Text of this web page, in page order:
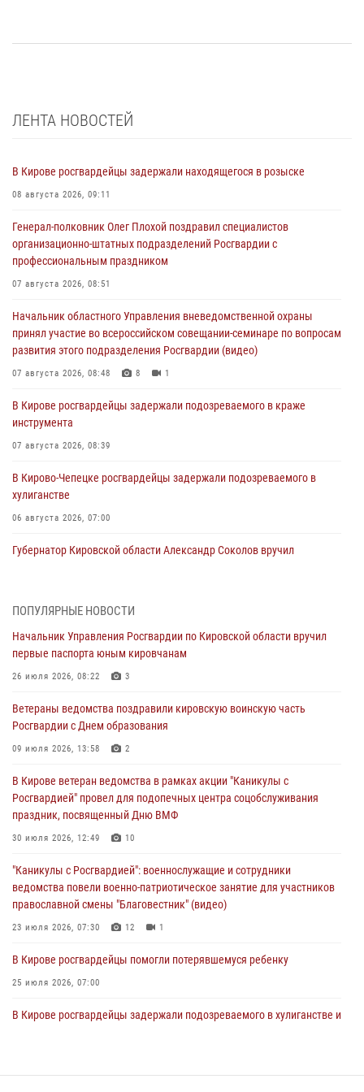
ЛЕНТА НОВОСТЕЙ
В Кирове росгвардейцы задержали находящегося в розыске
08 августа 2026, 09:11
Генерал-полковник Олег Плохой поздравил специалистов
организационно-штатных подразделений Росгвардии с
профессиональным праздником
07 августа 2026, 08:51
Начальник областного Управления вневедомственной охраны
принял участие во всероссийском совещании-семинаре по вопросам
развития этого подразделения Росгвардии (видео)
07 августа 2026, 08:48 8 1
В Кирове росгвардейцы задержали подозреваемого в краже
инструмента
07 августа 2026, 08:39
В Кирово-Чепецке росгвардейцы задержали подозреваемого в
хулиганстве
06 августа 2026, 07:00
Губернатор Кировской области Александр Соколов вручил
поддельной купюры
04 августа 2026, 09:30
03 августа 2026, 09:01
В Кирове росгвардейцы и ветераны ведомства приняли участие в
03 августа 2026, 08:45
В Кирове росгвардейцы задержали подозреваемого в краже из
магазина
ПОПУЛЯРНЫЕ НОВОСТИ
Начальник Управления Росгвардии по Кировской области вручил
первые паспорта юным кировчанам
26 июля 2026, 08:22 3
Ветераны ведомства поздравили кировскую воинскую часть
Росгвардии с Днем образования
09 июля 2026, 13:58 2
В Кирове ветеран ведомства в рамках акции "Каникулы с
Росгвардией" провел для подопечных центра соцобслуживания
праздник, посвященный Дню ВМФ
30 июля 2026, 12:49 10
"Каникулы с Росгвардией": военнослужащие и сотрудники
ведомства повели военно-патриотическое занятие для участников
православной смены "Благовестник" (видео)
23 июля 2026, 07:30 12 1
В Кирове росгвардейцы помогли потерявшемуся ребенку
25 июля 2026, 07:00
В Кирове росгвардейцы задержали подозреваемого в хулиганстве и